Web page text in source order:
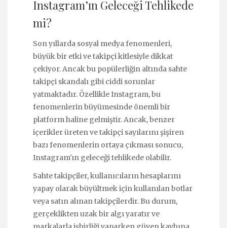
Instagram’ın Geleceği Tehlikede
mi?
Son yıllarda sosyal medya fenomenleri,
büyük bir etki ve takipçi kitlesiyle dikkat
çekiyor. Ancak bu popülerliğin altında sahte
takipçi skandalı gibi ciddi sorunlar
yatmaktadır. Özellikle Instagram, bu
fenomenlerin büyümesinde önemli bir
platform haline gelmiştir. Ancak, benzer
içerikler üreten ve takipçi sayılarını şişiren
bazı fenomenlerin ortaya çıkması sonucu,
Instagram'ın geleceği tehlikede olabilir.
Sahte takipçiler, kullanıcıların hesaplarını
yapay olarak büyültmek için kullanılan botlar
veya satın alınan takipçilerdir. Bu durum,
gerçeklikten uzak bir algı yaratır ve